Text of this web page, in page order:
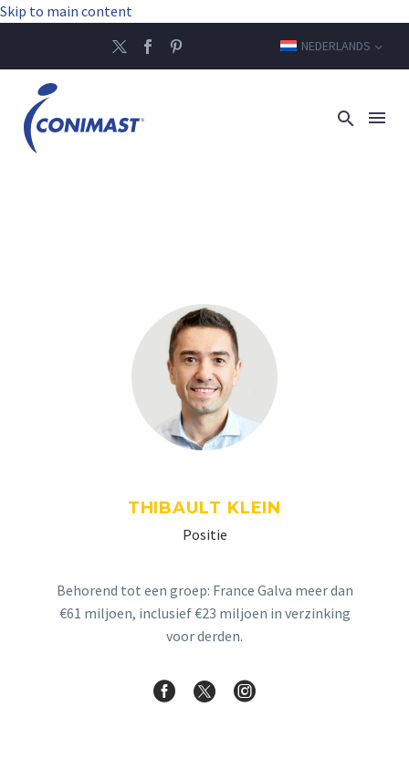
Skip to main content
NEDERLANDS
THIBAULT KLEIN
Positie
Behorend tot een groep: France Galva meer dan
€61 miljoen, inclusief €23 miljoen in verzinking
voor derden.